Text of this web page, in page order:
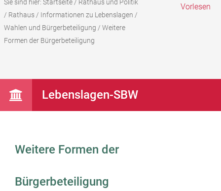
Sie sind hier: Startseite/ Rathaus und Politik
/ Rathaus/ Informationen zu Lebenslagen /
Wahlen und Bürgerbeteiligung / Weitere
Formen der Bürgerbeteiligung
Vorlesen
Lebenslagen-SBW
Weitere Formen der
Bürgerbeteiligung